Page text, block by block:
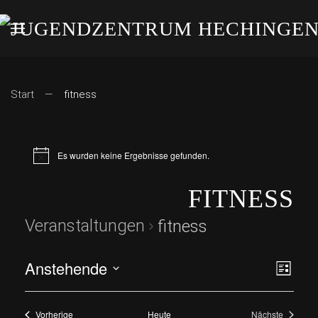
Start fitness
Es wurden keine Ergebnisse gefunden.
FITNESS
Veranstaltungen fitness
Liste
Anstehende
Datum
VorherigeVeranstaltungen Heute
Nächste